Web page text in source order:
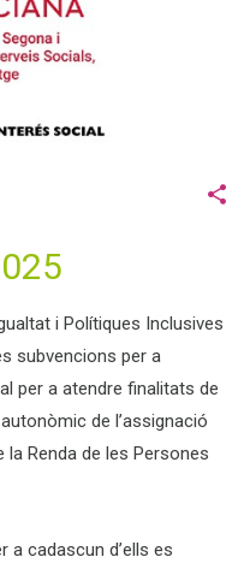
i Polítiques Inclusives
subvencions per a
per a atendre finalitats de
de l’assignació
la Renda de les Persones
a cadascun d’ells es